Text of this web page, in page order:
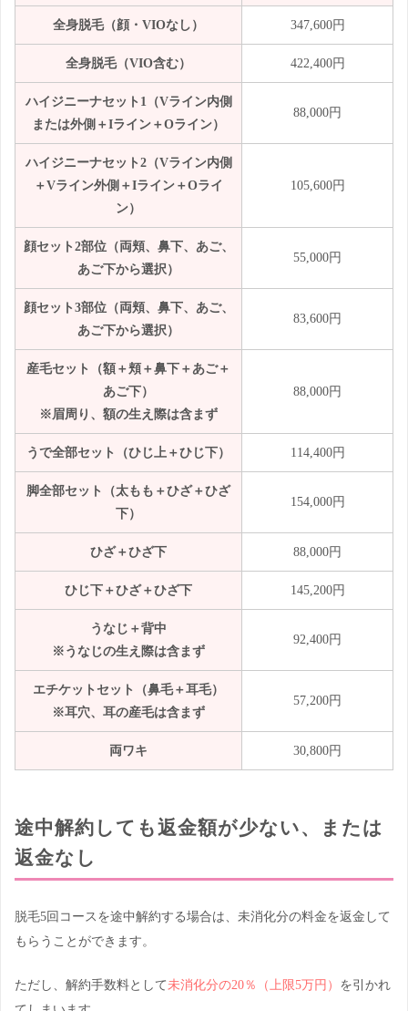
全身脱毛（顔・VIOなし） 347,600円
全身脱毛（VIO含む） 422,400円
ハイジニーナセット1（Vライン内側
または外側＋Iライン＋Oライン）
88,000円
ハイジニーナセット2（Vライン内側
＋Vライン外側＋Iライン＋Oライ
ン）
105,600円
顔セット2部位（両頬、鼻下、あご、
あご下から選択）
55,000円
顔セット3部位（両頬、鼻下、あご、
あご下から選択）
83,600円
産毛セット（額＋頬＋鼻下＋あご＋
あご下）
※眉周り、額の生え際は含まず
88,000円
うで全部セット（ひじ上＋ひじ下） 114,400円
脚全部セット（太もも＋ひざ＋ひざ
下）
154,000円
ひざ＋ひざ下 88,000円
ひじ下＋ひざ＋ひざ下 145,200円
うなじ＋背中
※うなじの生え際は含まず
92,400円
エチケットセット（鼻毛＋耳毛）
※耳穴、耳の産毛は含まず
57,200円
両ワキ 30,800円
途中解約しても返金額が少ない、または
返金なし
脱毛5回コースを途中解約する場合は、未消化分の料金を返金して
もらうことができます。
ただし、解約手数料として未消化分の20％（上限5万円） を引かれ